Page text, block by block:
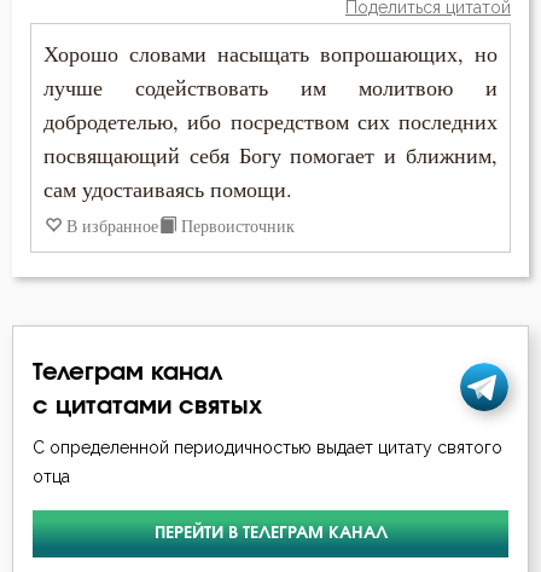
Богопознание
Борьба
Ведение
Вера
Воля
Гнев
Гонение
Грех
Григорий Богослов
Григорий Нисский
Ефрем Сирин
Игнатий Антиохийский
Иларион Оптинский (Пономарёв)
Иоанн Златоуст
Иоанн Кассиан Римлянин
Иоанн Кронштадтский
Поделиться цитатой
Хорошо словами насыщать вопрошающих, но
лучше содействовать им молитвою и
добродетелью, ибо посредством сих последних
посвящающий себя Богу помогает и ближним,
сам удостаиваясь помощи.
В избранное Первоисточник
Телеграм канал
с цитатами святых
С определенной периодичностью выдает цитату святого
отца
ПЕРЕЙТИ В ТЕЛЕГРАМ КАНАЛ